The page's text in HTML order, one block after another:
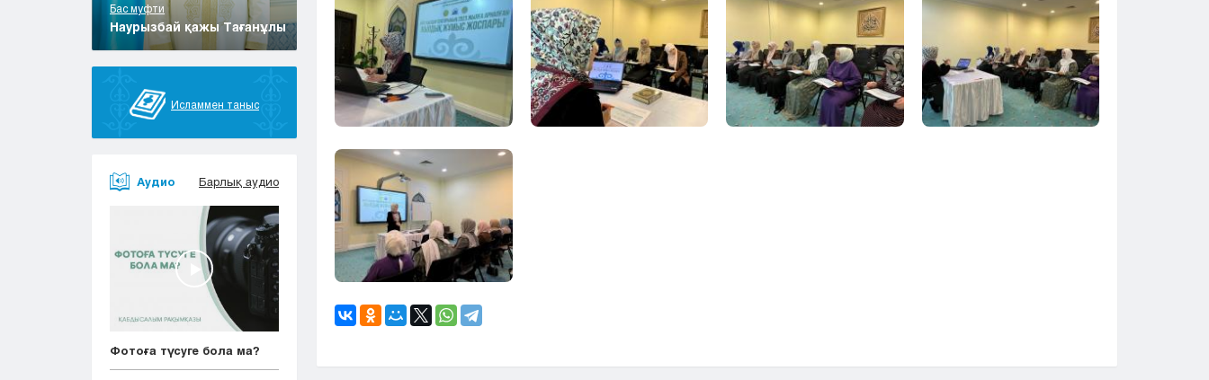
Бас муфти
Наурызбай қажы Тағанұлы
Исламмен таныс
Аудио Барлық аудио
Фотоға түсуге бола ма?